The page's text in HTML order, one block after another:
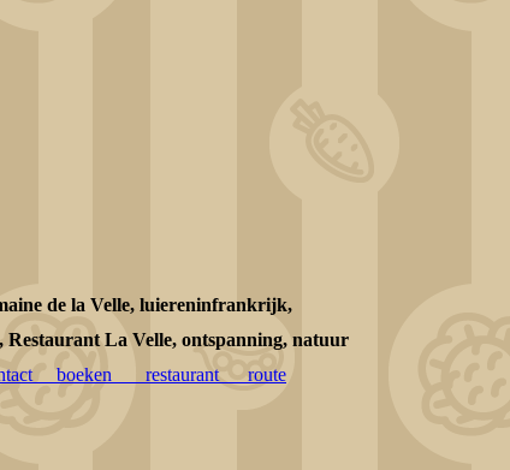
de la Velle, luiereninfrankrijk,
Restaurant La Velle, ontspanning, natuur
boeken restaurant route